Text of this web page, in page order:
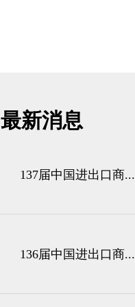
最新消息
137届中国进出口商...
136届中国进出口商...